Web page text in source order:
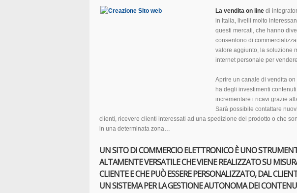
La vendita on line di
in Italia, livelli molto
questi mercati, che hanno
consentono di
valore aggiunto, la soluzione
internet personale per
Aprire un canale di vendita
ha degli investimenti
incrementare i ricavi grazie
Sarà possibile contattare
clienti, ricevere clienti interessati ad una spedizione del prodotto o che
in una determinata zona…
UN SITO DI COMMERCIO ELETTRONICO È UNO
ALTAMENTE VERSATILE CHE VIENE REALIZZATO SU
CLIENTE E CHE PUÒ ESSERE PERSONALIZZATO, DAL
UN SISTEMA PER LA GESTIONE AUTONOMA DEI